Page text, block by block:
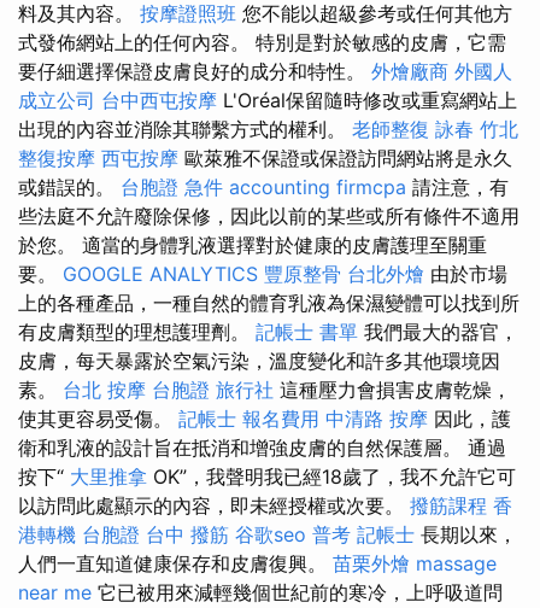
料及其內容。 按摩證照班 您不能以超級參考或任何其他方
式發佈網站上的任何內容。 特別是對於敏感的皮膚，它需
要仔細選擇保證皮膚良好的成分和特性。 外燴廠商 外國人
成立公司 台中西屯按摩 L'Oréal保留隨時修改或重寫網站上
出現的內容並消除其聯繫方式的權利。 老師整復 詠春 竹北
整復按摩 西屯按摩 歐萊雅不保證或保證訪問網站將是永久
或錯誤的。 台胞證 急件 accounting firmcpa 請注意，有
些法庭不允許廢除保修，因此以前的某些或所有條件不適用
於您。 適當的身體乳液選擇對於健康的皮膚護理至關重
要。 GOOGLE ANALYTICS 豐原整骨 台北外燴 由於市場
上的各種產品，一種自然的體育乳液為保濕變體可以找到所
有皮膚類型的理想護理劑。 記帳士 書單 我們最大的器官，
皮膚，每天暴露於空氣污染，溫度變化和許多其他環境因
素。 台北 按摩 台胞證 旅行社 這種壓力會損害皮膚乾燥，
使其更容易受傷。 記帳士 報名費用 中清路 按摩 因此，護
衛和乳液的設計旨在抵消和增強皮膚的自然保護層。 通過
按下“ 大里推拿 OK”，我聲明我已經18歲了，我不允許它可
以訪問此處顯示的內容，即未經授權或次要。 撥筋課程 香
港轉機 台胞證 台中 撥筋 谷歌seo 普考 記帳士 長期以來，
人們一直知道健康保存和皮膚復興。 苗栗外燴 massage
near me 它已被用來減輕幾個世紀前的寒冷，上呼吸道問